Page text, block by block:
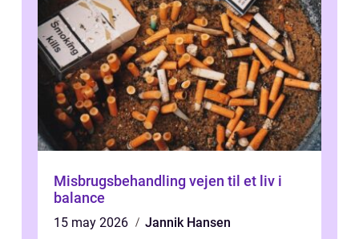
Misbrugsbehandling vejen til et liv i
balance
15 may 2026
Jannik Hansen